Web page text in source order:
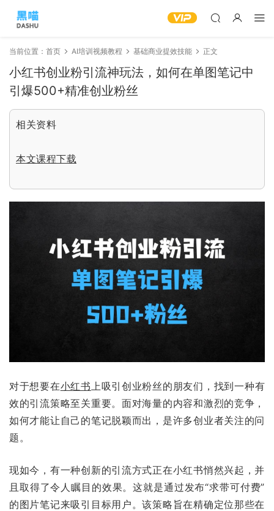
当前位置： 首页 AI培训视频教程 基础商业提效技能 正文
小红书创业粉引流神玩法，如何在单图笔记中
引爆500+精准创业粉丝
相关资料
本文课程下载
对于想要在小红书 上吸引创业粉丝的朋友们，找到一种有
效的引流策略至关重要。面对海量的内容和激烈的竞争，
如何才能让自己的笔记脱颖而出，是许多创业者关注的问
题。
现如今，有一种创新的引流方式正在小红书悄然兴起，并
且取得了令人瞩目的效果。这就是通过发布“求带可付费”
的图片笔记来吸引目标用户。该策略旨在精确定位那些在